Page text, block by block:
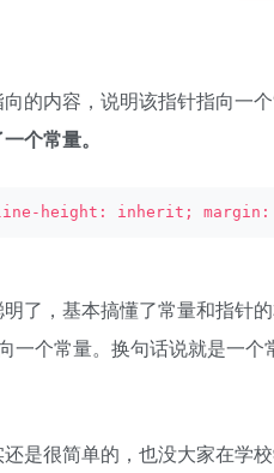
内容，说明该指针指向一个“
个常量。
height: inherit; margin:
了，基本搞懂了常量和指针
一个常量。换句话说就是一
是很简单的，也没大家在学